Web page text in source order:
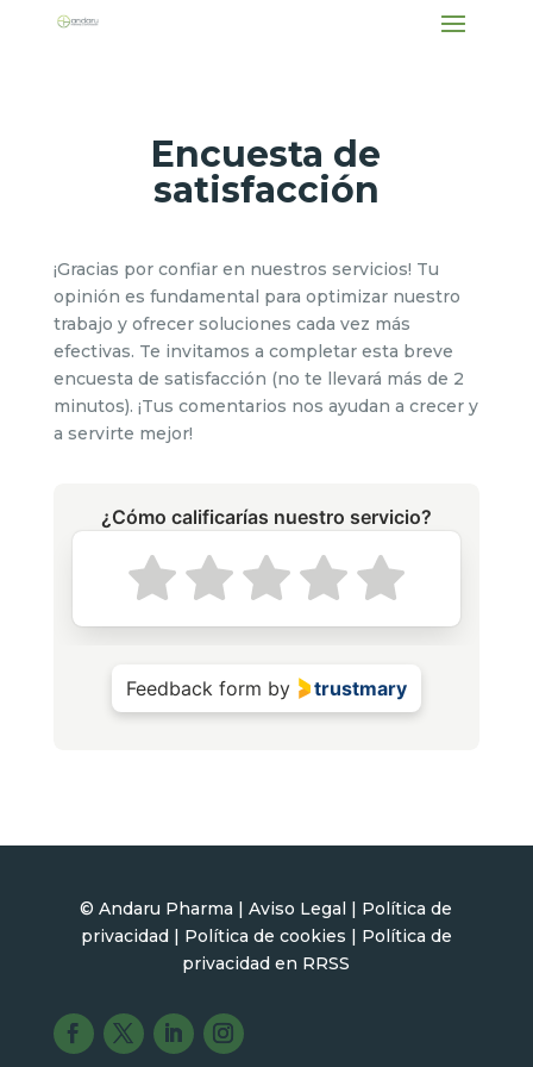
Encuesta de
satisfacción
¡Gracias por confiar en nuestros servicios! Tu
opinión es fundamental para optimizar nuestro
trabajo y ofrecer soluciones cada vez más
efectivas. Te invitamos a completar esta breve
encuesta de satisfacción (no te llevará más de 2
minutos). ¡Tus comentarios nos ayudan a crecer y
a servirte mejor!
© Andaru Pharma |Aviso Legal | Política de
privacidad | Política de cookies | Política de
privacidad en RRSS